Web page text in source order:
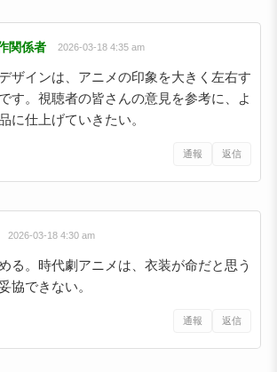
関係者 2026-03-18 4:35 am
ザインは、アニメの印象を大きく左右す
す。視聴者の皆さんの意見を参考に、よ
に仕上げていきたい。
通報 返信
2026-03-18 4:30 am
る。時代劇アニメは、衣装が命だと思う
協できない。
通報 返信